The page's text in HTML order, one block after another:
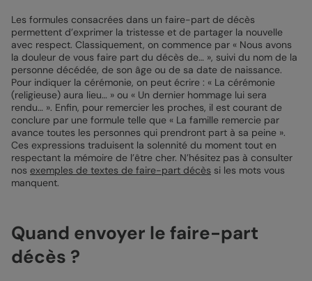
Les formules consacrées dans un faire-part de décès
permettent d’exprimer la tristesse et de partager la nouvelle
avec respect. Classiquement, on commence par « Nous avons
la douleur de vous faire part du décès de… », suivi du nom de la
personne décédée, de son âge ou de sa date de naissance.
Pour indiquer la cérémonie, on peut écrire : « La cérémonie
(religieuse) aura lieu… » ou « Un dernier hommage lui sera
rendu… ». Enfin, pour remercier les proches, il est courant de
conclure par une formule telle que « La famille remercie par
avance toutes les personnes qui prendront part à sa peine ».
Ces expressions traduisent la solennité du moment tout en
respectant la mémoire de l’être cher. N’hésitez pas à consulter
nos exemples de textes de faire-part décès si les mots vous
manquent.
Quand envoyer le faire-part
décès ?